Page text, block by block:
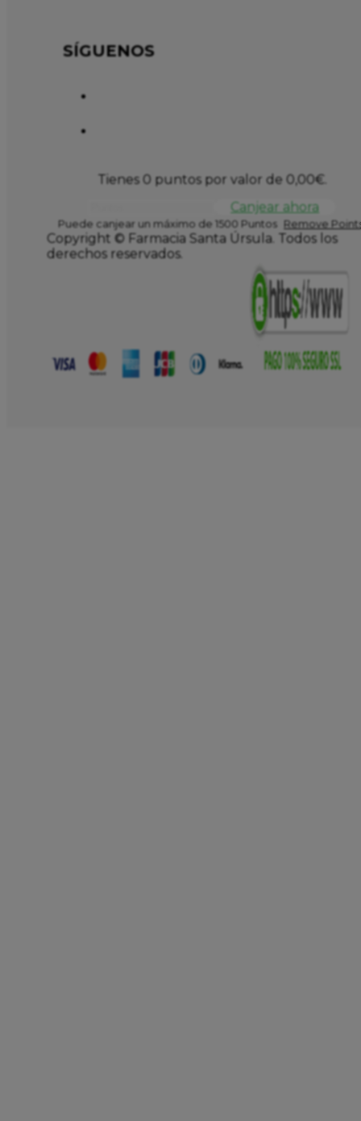
SÍGUENOS
Tienes 0 puntos por valor de 0,00€.
Canjear ahora
Puede canjear un máximo de 1500 Puntos Remove
Copyright © Farmacia Santa Úrsula. Todos los
derechos reservados.